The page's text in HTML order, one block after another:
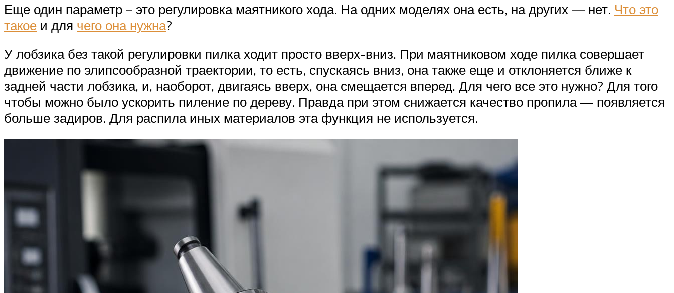
Еще один параметр – это регулировка маятникого хода. На одних моделях она есть, на других — нет. Что это
такое и для чего она нужна?
У лобзика без такой регулировки пилка ходит просто вверх-вниз. При маятниковом ходе пилка совершает
движение по элипсообразной траектории, то есть, спускаясь вниз, она также еще и отклоняется ближе к
задней части лобзика, и, наоборот, двигаясь вверх, она смещается вперед. Для чего все это нужно? Для того
чтобы можно было ускорить пиление по дереву. Правда при этом снижается качество пропила — появляется
больше задиров. Для распила иных материалов эта функция не используется.